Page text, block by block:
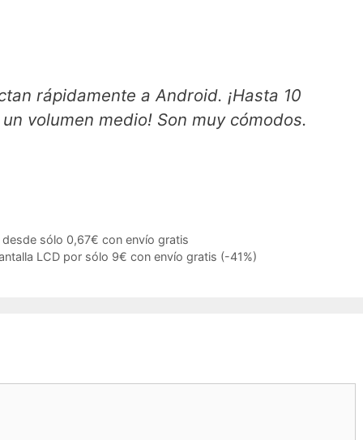
rápidamente a Android. ¡Hasta 10
volumen medio! Son muy cómodos.
sólo 0,67€ con envío gratis
LCD por sólo 9€ con envío gratis (-41%)